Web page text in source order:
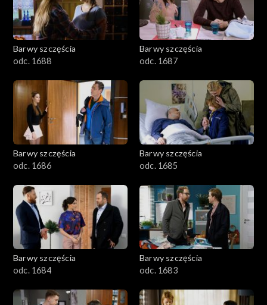
1001–1100
901–1000
801–900
782–800
Barwy szczęścia
odc. 1688
Barwy szczęścia
odc. 1687
Barwy szczęścia
odc. 1686
Barwy szczęścia
odc. 1685
Barwy szczęścia
odc. 1684
Barwy szczęścia
odc. 1683